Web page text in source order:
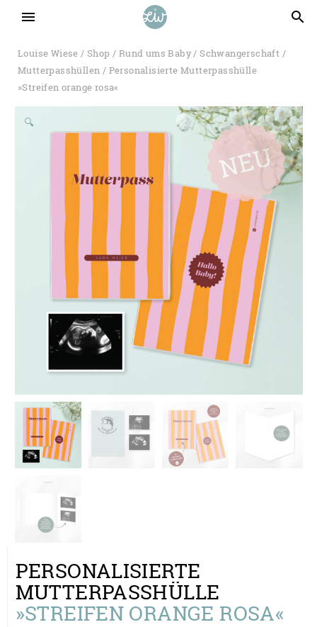
menu search
Louise Wiese / Shop / Rund ums Baby / Schwangerschaft /
Mutterpasshüllen / Personalisierte Mutterpasshülle
»Streifen orange rosa«
🔍
PERSONALISIERTE
MUTTERPASSHÜLLE
»STREIFEN ORANGE ROSA«